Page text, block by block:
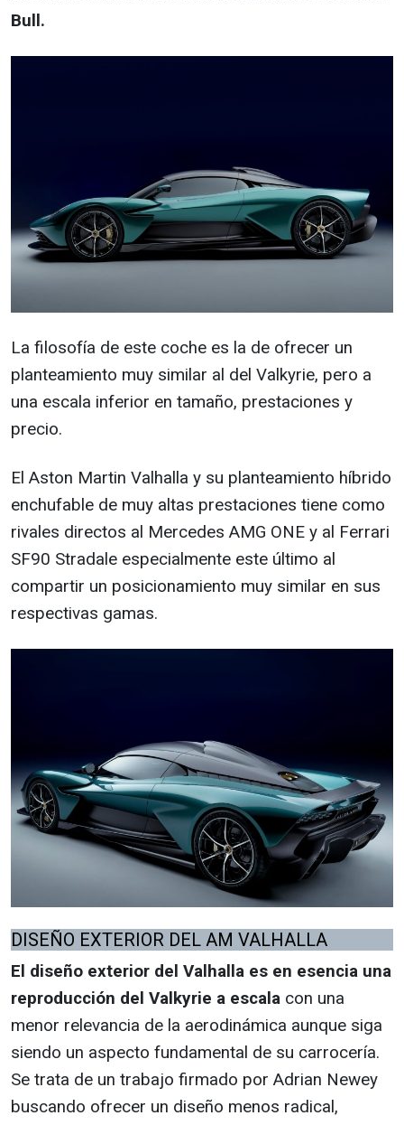
Bull.
La filosofía de este coche es la de ofrecer un
planteamiento muy similar al del Valkyrie, pero a
una escala inferior en tamaño, prestaciones y
precio.
El Aston Martin Valhalla y su planteamiento híbrido
enchufable de muy altas prestaciones tiene como
rivales directos al Mercedes AMG ONE y al Ferrari
SF90 Stradale especialmente este último al
compartir un posicionamiento muy similar en sus
respectivas gamas.
DISEÑO EXTERIOR DEL AM VALHALLA
El diseño exterior del Valhalla es en esencia una
reproducción del Valkyrie a escala con una
menor relevancia de la aerodinámica aunque siga
siendo un aspecto fundamental de su carrocería.
Se trata de un trabajo firmado por Adrian Newey
buscando ofrecer un diseño menos radical,